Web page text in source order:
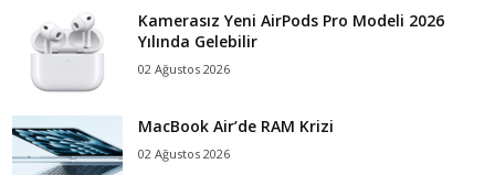
Kamerasız Yeni AirPods Pro Modeli 2026
Yılında Gelebilir
02 Ağustos 2026
MacBook Air’de RAM Krizi
02 Ağustos 2026